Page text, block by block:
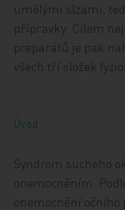
umělými slzami,
přípravky. Cílem
preparátů je pak
všech tří složek
Úvod
Syndrom suchého
onemocněním.
onemocnění